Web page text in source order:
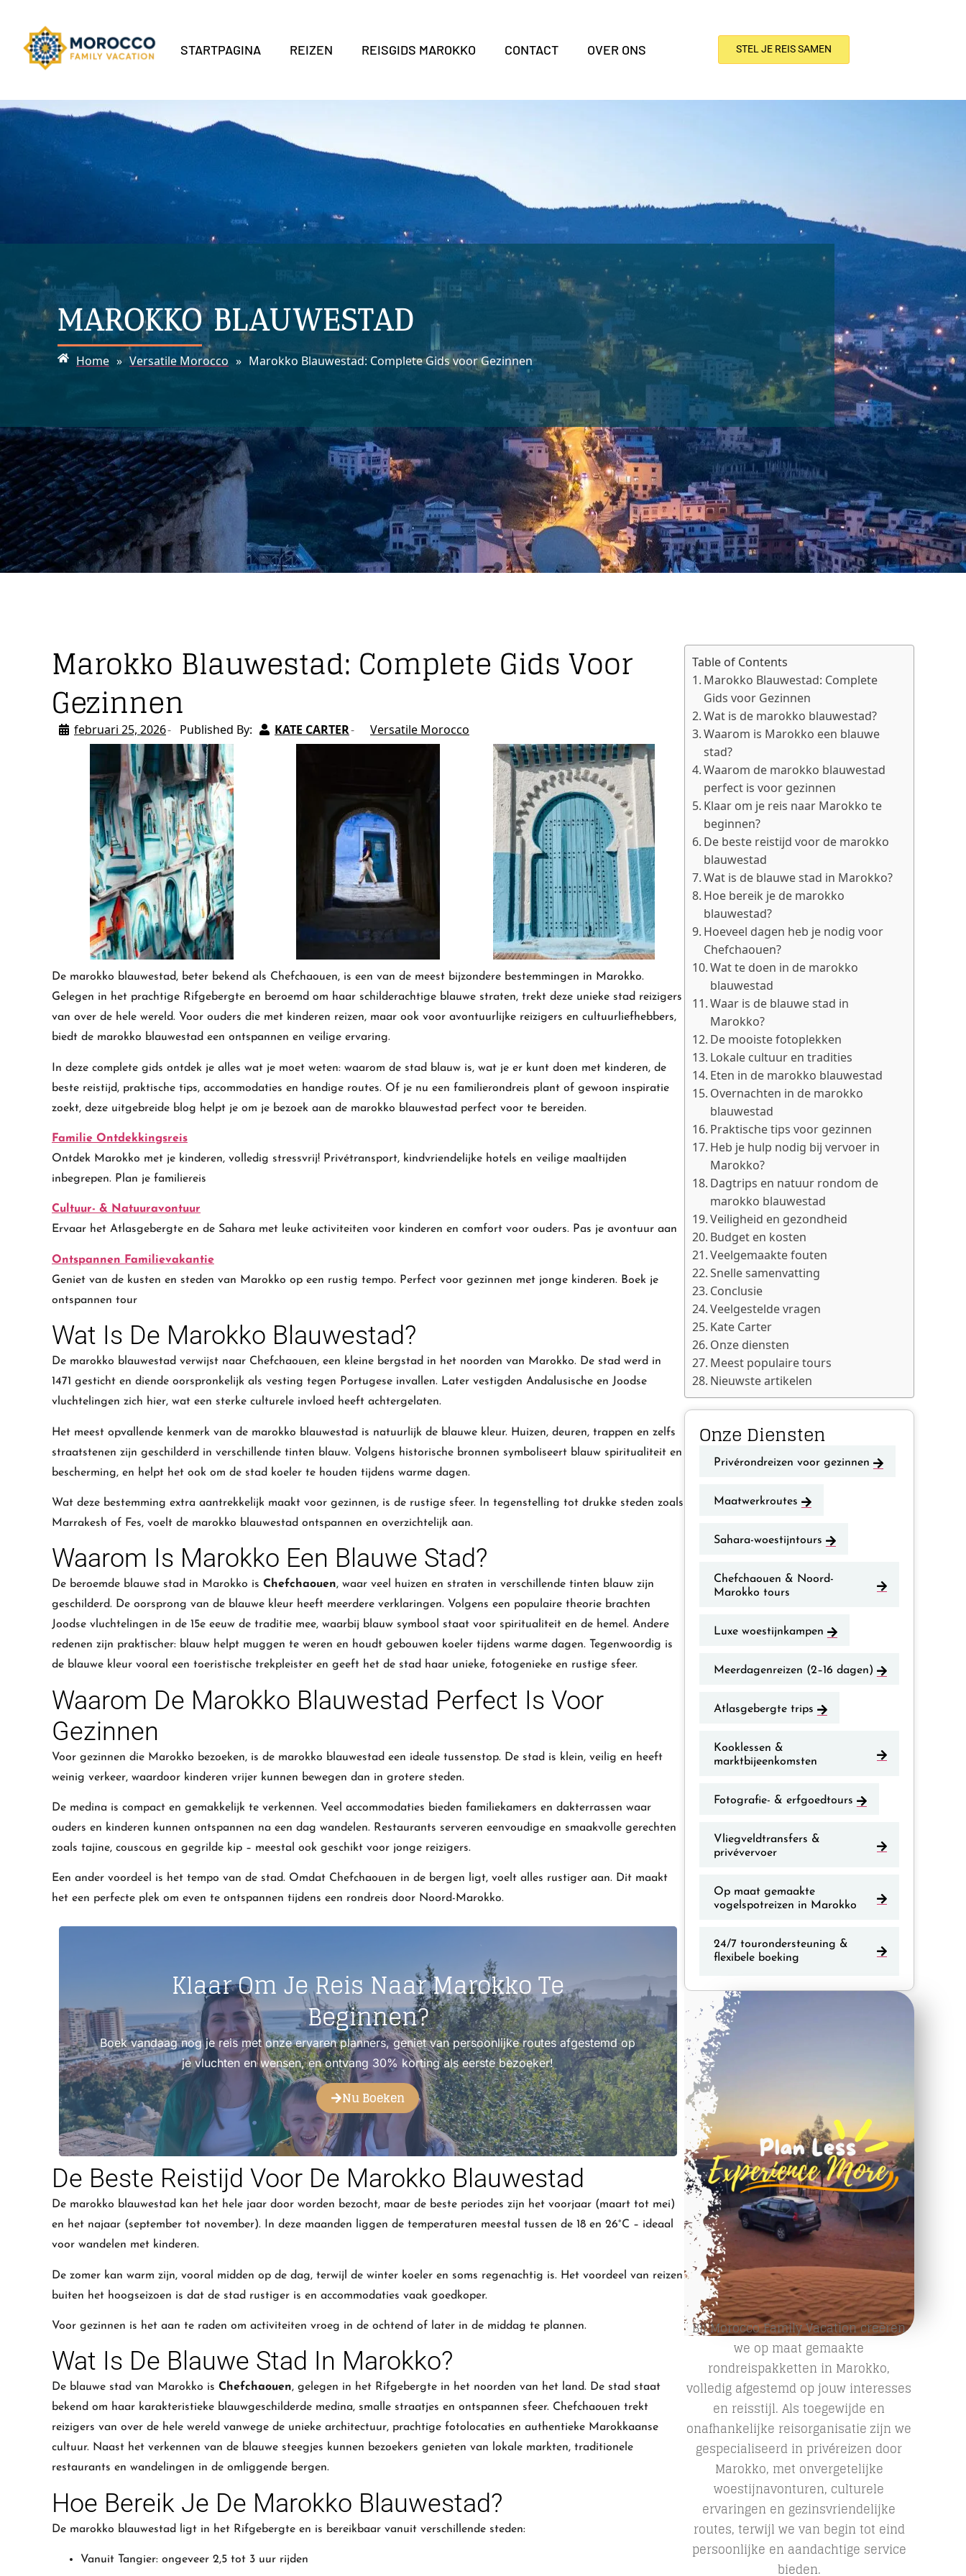
STARTPAGINA REIZEN REISGIDS MAROKKO CONTACT OVER ONS STEL JE REIS SAMEN
MAROKKO BLAUWESTAD
Home » Versatile Morocco » Marokko Blauwestad: Complete Gids voor Gezinnen
Marokko Blauwestad: Complete Gids Voor
Gezinnen
februari 25, 2026 Published By: KATE CARTER Versatile Morocco
De marokko blauwestad, beter bekend als Chefchaouen, is een van de meest bijzondere bestemmingen in Marokko.
Gelegen in het prachtige Rifgebergte en beroemd om haar schilderachtige blauwe straten, trekt deze unieke stad reizigers
van over de hele wereld. Voor ouders die met kinderen reizen, maar ook voor avontuurlijke reizigers en cultuurliefhebbers,
biedt de marokko blauwestad een ontspannen en veilige ervaring.
In deze complete gids ontdek je alles wat je moet weten: waarom de stad blauw is, wat je er kunt doen met kinderen, de
beste reistijd, praktische tips, accommodaties en handige routes. Of je nu een familierondreis plant of gewoon inspiratie
zoekt, deze uitgebreide blog helpt je om je bezoek aan de marokko blauwestad perfect voor te bereiden.
Familie Ontdekkingsreis
Ontdek Marokko met je kinderen, volledig stressvrij! Privétransport, kindvriendelijke hotels en veilige maaltijden
inbegrepen. Plan je familiereis
Cultuur- & Natuuravontuur
Ervaar het Atlasgebergte en de Sahara met leuke activiteiten voor kinderen en comfort voor ouders. Pas je avontuur aan
Ontspannen Familievakantie
Geniet van de kusten en steden van Marokko op een rustig tempo. Perfect voor gezinnen met jonge kinderen. Boek je
ontspannen tour
Wat Is De Marokko Blauwestad?
De marokko blauwestad verwijst naar Chefchaouen, een kleine bergstad in het noorden van Marokko. De stad werd in
1471 gesticht en diende oorspronkelijk als vesting tegen Portugese invallen. Later vestigden Andalusische en Joodse
vluchtelingen zich hier, wat een sterke culturele invloed heeft achtergelaten.
Het meest opvallende kenmerk van de marokko blauwestad is natuurlijk de blauwe kleur. Huizen, deuren, trappen en zelfs
straatstenen zijn geschilderd in verschillende tinten blauw. Volgens historische bronnen symboliseert blauw spiritualiteit en
bescherming, en helpt het ook om de stad koeler te houden tijdens warme dagen.
Wat deze bestemming extra aantrekkelijk maakt voor gezinnen, is de rustige sfeer. In tegenstelling tot drukke steden zoals
Marrakesh of Fes, voelt de marokko blauwestad ontspannen en overzichtelijk aan.
Waarom Is Marokko Een Blauwe Stad?
De beroemde blauwe stad in Marokko is Chefchaouen, waar veel huizen en straten in verschillende tinten blauw zijn
geschilderd. De oorsprong van de blauwe kleur heeft meerdere verklaringen. Volgens een populaire theorie brachten
Joodse vluchtelingen in de 15e eeuw de traditie mee, waarbij blauw symbool staat voor spiritualiteit en de hemel. Andere
redenen zijn praktischer: blauw helpt muggen te weren en houdt gebouwen koeler tijdens warme dagen. Tegenwoordig is
de blauwe kleur vooral een toeristische trekpleister en geeft het de stad haar unieke, fotogenieke en rustige sfeer.
Waarom De Marokko Blauwestad Perfect Is Voor
Gezinnen
Voor gezinnen die Marokko bezoeken, is de marokko blauwestad een ideale tussenstop. De stad is klein, veilig en heeft
weinig verkeer, waardoor kinderen vrijer kunnen bewegen dan in grotere steden.
De medina is compact en gemakkelijk te verkennen. Veel accommodaties bieden familiekamers en dakterrassen waar
ouders en kinderen kunnen ontspannen na een dag wandelen. Restaurants serveren eenvoudige en smaakvolle gerechten
zoals tajine, couscous en gegrilde kip – meestal ook geschikt voor jonge reizigers.
Een ander voordeel is het tempo van de stad. Omdat Chefchaouen in de bergen ligt, voelt alles rustiger aan. Dit maakt
het een perfecte plek om even te ontspannen tijdens een rondreis door Noord-Marokko.
Klaar Om Je Reis Naar Marokko Te
Beginnen?
Boek vandaag nog je reis met onze ervaren planners, geniet van persoonlijke routes afgestemd op
je vluchten en wensen, en ontvang 30% korting als eerste bezoeker!
Nu Boeken
De Beste Reistijd Voor De Marokko Blauwestad
De marokko blauwestad kan het hele jaar door worden bezocht, maar de beste periodes zijn het voorjaar (maart tot mei)
en het najaar (september tot november). In deze maanden liggen de temperaturen meestal tussen de 18 en 26°C – ideaal
voor wandelen met kinderen.
De zomer kan warm zijn, vooral midden op de dag, terwijl de winter koeler en soms regenachtig is. Het voordeel van reizen
buiten het hoogseizoen is dat de stad rustiger is en accommodaties vaak goedkoper.
Voor gezinnen is het aan te raden om activiteiten vroeg in de ochtend of later in de middag te plannen.
Wat Is De Blauwe Stad In Marokko?
De blauwe stad van Marokko is Chefchaouen, gelegen in het Rifgebergte in het noorden van het land. De stad staat
bekend om haar karakteristieke blauwgeschilderde medina, smalle straatjes en ontspannen sfeer. Chefchaouen trekt
reizigers van over de hele wereld vanwege de unieke architectuur, prachtige fotolocaties en authentieke Marokkaanse
cultuur. Naast het verkennen van de blauwe steegjes kunnen bezoekers genieten van lokale markten, traditionele
restaurants en wandelingen in de omliggende bergen.
Hoe Bereik Je De Marokko Blauwestad?
De marokko blauwestad ligt in het Rifgebergte en is bereikbaar vanuit verschillende steden:
Vanuit Tangier: ongeveer 2,5 tot 3 uur rijden
Table of Contents
Marokko Blauwestad: Complete
Gids voor Gezinnen
Wat is de marokko blauwestad?
Waarom is Marokko een blauwe
stad?
Waarom de marokko blauwestad
perfect is voor gezinnen
Klaar om je reis naar Marokko te
beginnen?
De beste reistijd voor de marokko
blauwestad
Wat is de blauwe stad in Marokko?
Hoe bereik je de marokko
blauwestad?
Hoeveel dagen heb je nodig voor
Chefchaouen?
Wat te doen in de marokko
blauwestad
Waar is de blauwe stad in
Marokko?
De mooiste fotoplekken
Lokale cultuur en tradities
Eten in de marokko blauwestad
Overnachten in de marokko
blauwestad
Praktische tips voor gezinnen
Heb je hulp nodig bij vervoer in
Marokko?
Dagtrips en natuur rondom de
marokko blauwestad
Veiligheid en gezondheid
Budget en kosten
Veelgemaakte fouten
Snelle samenvatting
Conclusie
Veelgestelde vragen
Kate Carter
Onze diensten
Meest populaire tours
Nieuwste artikelen
Onze Diensten
Privérondreizen voor gezinnen
Maatwerkroutes
Sahara-woestijntours
Chefchaouen & Noord-
Marokko tours
Luxe woestijnkampen
Meerdagenreizen (2–16 dagen)
Atlasgebergte trips
Kooklessen &
marktbijeenkomsten
Fotografie- & erfgoedtours
Vliegveldtransfers &
privévervoer
Op maat gemaakte
vogelspotreizen in Marokko
24/7 tourondersteuning &
flexibele boeking
Bij Morocco Family Vacation creëren
we op maat gemaakte
rondreispakketten in Marokko,
volledig afgestemd op jouw interesses
en reisstijl. Als toegewijde en
onafhankelijke reisorganisatie zijn we
gespecialiseerd in privéreizen door
Marokko, met onvergetelijke
woestijnavonturen, culturele
ervaringen en gezinsvriendelijke
routes, terwijl we van begin tot eind
persoonlijke en aandachtige service
bieden.